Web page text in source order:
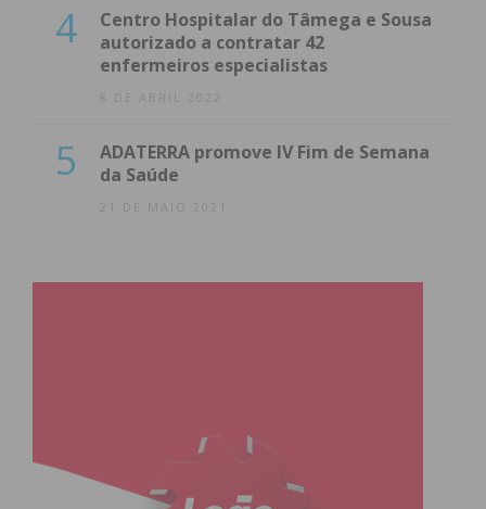
4
Centro Hospitalar do Tâmega e Sousa
autorizado a contratar 42
enfermeiros especialistas
8 DE ABRIL 2022
5
ADATERRA promove IV Fim de Semana
da Saúde
21 DE MAIO 2021